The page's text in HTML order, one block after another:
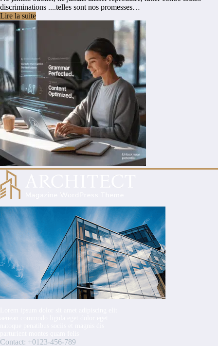
discriminations ....telles sont nos promesses…
Lire la suite
Contact: +0123-456-789